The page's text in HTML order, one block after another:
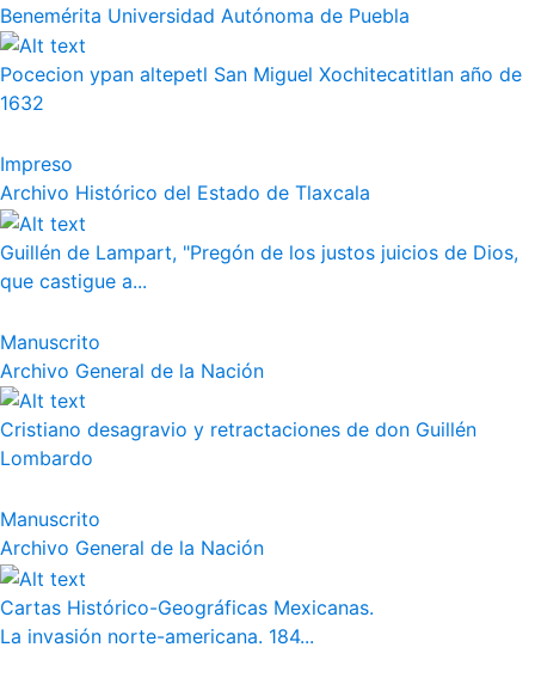
Benemérita Universidad Autónoma de Puebla
Pocecion ypan altepetl San Miguel Xochitecatitlan año de
1632
Impreso
Archivo Histórico del Estado de Tlaxcala
Guillén de Lampart, "Pregón de los justos juicios de Dios,
que castigue a...
Manuscrito
Archivo General de la Nación
Cristiano desagravio y retractaciones de don Guillén
Lombardo
Manuscrito
Archivo General de la Nación
Cartas Histórico-Geográficas Mexicanas.
La invasión norte-americana. 184...